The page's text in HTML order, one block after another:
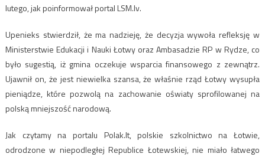
lutego, jak poinformował portal LSM.lv.
Upenieks stwierdził, że ma nadzieję, że decyzja wywoła refleksję w
Ministerstwie Edukacji i Nauki Łotwy oraz Ambasadzie RP w Rydze, co
było sugestią, iż gmina oczekuje wsparcia finansowego z zewnątrz.
Ujawnił on, że jest niewielka szansa, że właśnie rząd Łotwy wysupła
pieniądze, które pozwolą na zachowanie oświaty sprofilowanej na
polską mniejszość narodową.
Jak czytamy na portalu Polak.lt, polskie szkolnictwo na Łotwie,
odrodzone w niepodległej Republice Łotewskiej, nie miało łatwego